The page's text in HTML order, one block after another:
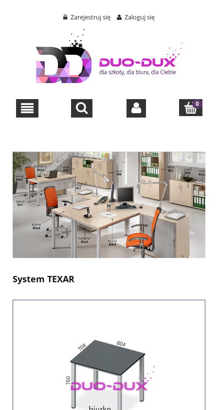
Zarejestruj się Zaloguj się
System TEXAR